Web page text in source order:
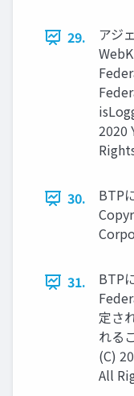
29.
アジ
2020
30.
BTP
31.
BTP
定さ
れる
(C)
All